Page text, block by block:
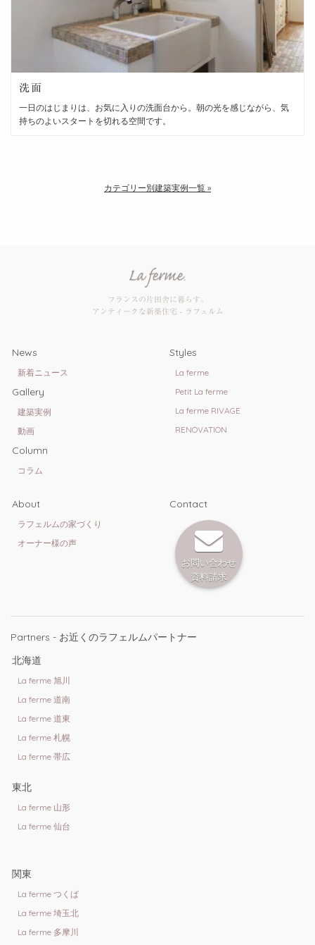
洗面
一日のはじまりは、お気に入りの洗面台から。朝の光を感じながら、気
持ちのよいスタートを切れる空間です。
カテゴリー別建築実例一覧
フランスの片田舎に暮らす。
アンティークな新築住宅 - ラフェルム
News
新着ニュース
Gallery
建築実例
動画
Column
コラム
Styles
La ferme
Petit La ferme
La ferme RIVAGE
RENOVATION
About
ラフェルムの家づくり
オーナー様の声
Contact
お問い合わせ
資料請求
Partners - お近くのラフェルムパートナー
北海道
La ferme 旭川
La ferme 道南
La ferme 道東
La ferme 札幌
La ferme 帯広
東北
La ferme 山形
La ferme 仙台
関東
La ferme つくば
La ferme 埼玉北
La ferme 多摩川